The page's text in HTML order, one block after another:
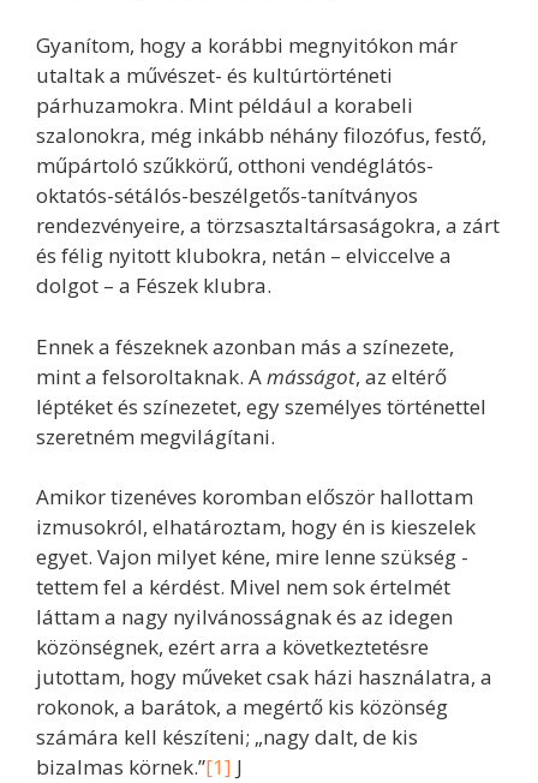
Gyanítom, hogy a korábbi megnyitókon már
utaltak a művészet- és kultúrtörténeti
párhuzamokra. Mint például a korabeli
szalonokra, még inkább néhány filozófus, festő,
műpártoló szűkkörű, otthoni vendéglátós-
oktatós-sétálós-beszélgetős-tanítványos
rendezvényeire, a törzsasztaltársaságokra, a zárt
és félig nyitott klubokra, netán – elviccelve a
dolgot – a Fészek klubra.
Ennek a fészeknek azonban más a színezete,
mint a felsoroltaknak. Amásságot, az eltérő
léptéket és színezetet, egy személyes történettel
szeretném megvilágítani.
Amikor tizenéves koromban először hallottam
izmusokról, elhatároztam, hogy én is kieszelek
egyet. Vajon milyet kéne, mire lenne szükség -
tettem fel a kérdést. Mivel nem sok értelmét
láttam a nagy nyilvánosságnak és az idegen
közönségnek, ezért arra a következtetésre
jutottam, hogy műveket csak házi használatra, a
rokonok, a barátok, a megértő kis közönség
számára kell készíteni; „nagy dalt, de kis
bizalmas körnek.”[1] J